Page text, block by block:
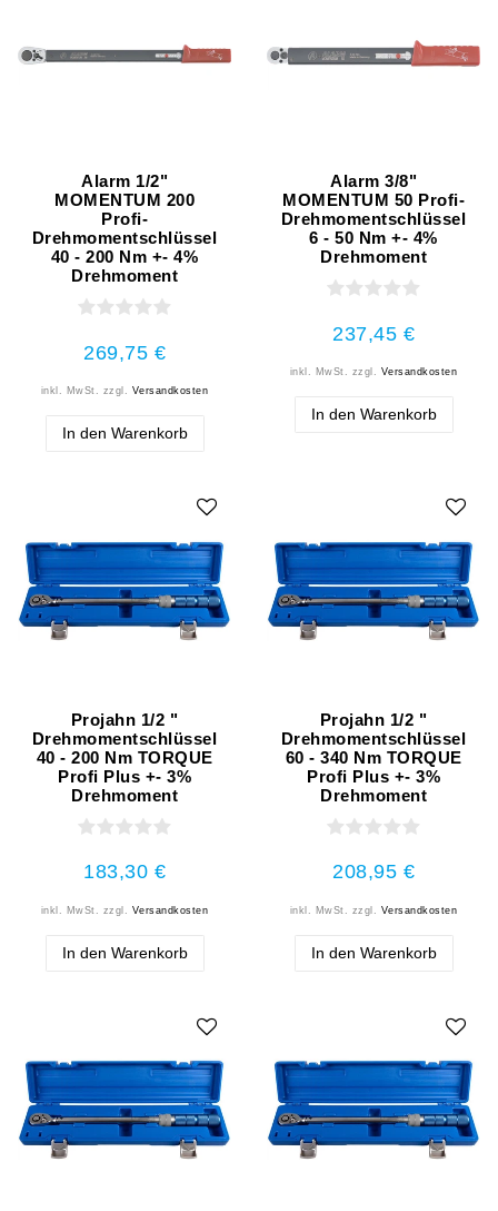
Alarm 1/2"
MOMENTUM 200
Profi-
Drehmomentschlüssel
40 - 200 Nm +- 4%
Drehmoment
269,75 €
inkl. MwSt. zzgl. Versandkosten
In den Warenkorb
Alarm 3/8"
MOMENTUM 50 Profi-
Drehmomentschlüssel
6 - 50 Nm +- 4%
Drehmoment
237,45 €
inkl. MwSt. zzgl. Versandkosten
In den Warenkorb
Projahn 1/2 "
Drehmomentschlüssel
40 - 200 Nm TORQUE
Profi Plus +- 3%
Drehmoment
183,30 €
inkl. MwSt. zzgl. Versandkosten
In den Warenkorb
Projahn 1/2 "
Drehmomentschlüssel
60 - 340 Nm TORQUE
Profi Plus +- 3%
Drehmoment
208,95 €
inkl. MwSt. zzgl. Versandkosten
In den Warenkorb